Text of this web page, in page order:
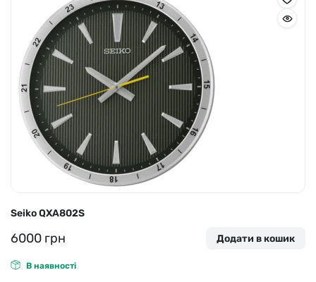
Seiko QXA802S
6000 грн Додати в кошик
В наявності